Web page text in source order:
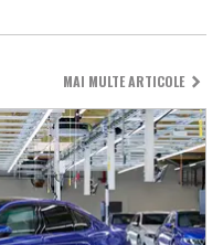
MAI MULTE ARTICOLE